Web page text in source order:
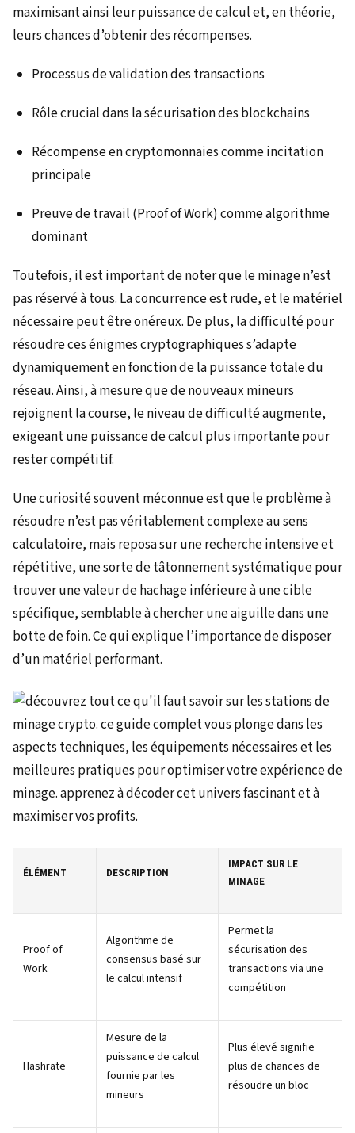
maximisant ainsi leur puissance de calcul et, en théorie,
leurs chances d’obtenir des récompenses.
Processus de validation des transactions
Rôle crucial dans la sécurisation des blockchains
Récompense en cryptomonnaies comme incitation
principale
Preuve de travail (Proof of Work) comme algorithme
dominant
Toutefois, il est important de noter que le minage n’est
pas réservé à tous. La concurrence est rude, et le matériel
nécessaire peut être onéreux. De plus, la difficulté pour
résoudre ces énigmes cryptographiques s’adapte
dynamiquement en fonction de la puissance totale du
réseau. Ainsi, à mesure que de nouveaux mineurs
rejoignent la course, le niveau de difficulté augmente,
exigeant une puissance de calcul plus importante pour
rester compétitif.
Une curiosité souvent méconnue est que le problème à
résoudre n’est pas véritablement complexe au sens
calculatoire, mais reposa sur une recherche intensive et
répétitive, une sorte de tâtonnement systématique pour
trouver une valeur de hachage inférieure à une cible
spécifique, semblable à chercher une aiguille dans une
botte de foin. Ce qui explique l’importance de disposer
d’un matériel performant.
ÉLÉMENT DESCRIPTION
IMPACT SUR LE
MINAGE
Proof of
Work
Algorithme de
consensus basé sur
le calcul intensif
Permet la
sécurisation des
transactions via une
compétition
Hashrate
Mesure de la
puissance de calcul
fournie par les
mineurs
Plus élevé signifie
plus de chances de
résoudre un bloc